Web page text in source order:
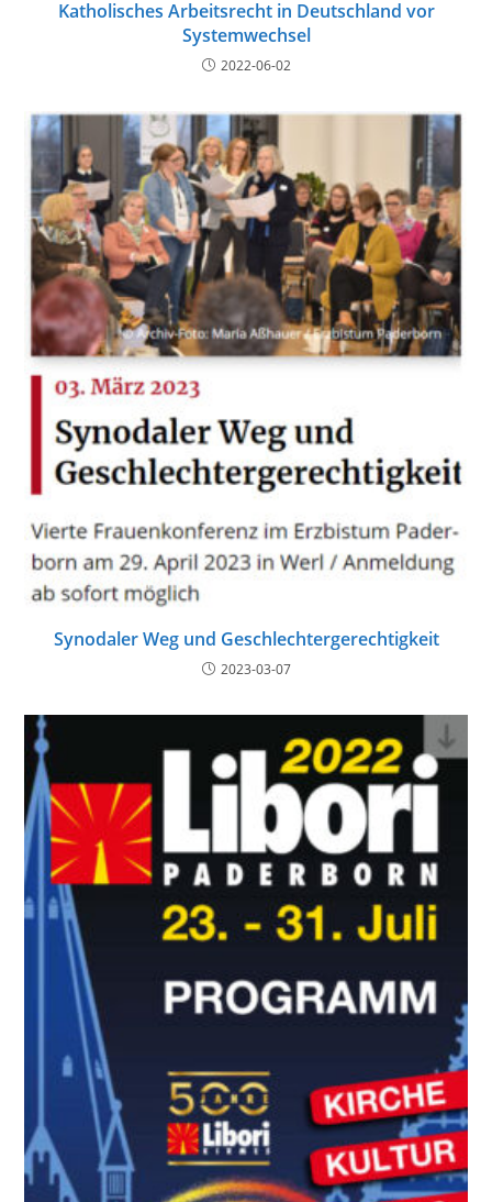
Katholisches Arbeitsrecht in Deutschland vor
Systemwechsel
2022-06-02
Synodaler Weg und Geschlechtergerechtigkeit
2023-03-07